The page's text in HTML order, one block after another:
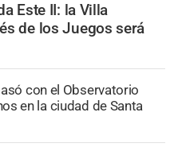
Este II: la Villa
de los Juegos será
con el Observatorio
en la ciudad de Santa